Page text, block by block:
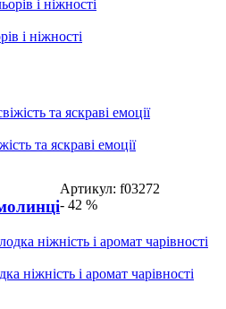
і ніжності
та яскраві емоції
Артикул: f03272
- 42 %
ніжність і аромат чарівності